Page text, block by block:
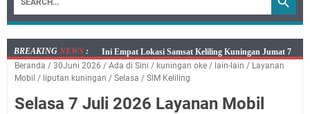
BREAKING NEWS :
Jumat 7 Agustus 2026 Mobil SIM Keliling Ada di
Kecamatan Sindangagung
Dicabut Dari Hidupmu, Kamu Akan Tetap Berjalan
Beranda / 30Juni 2026 / Ada di Sini / kuningan oke / lain-lain / Layanan
Mobil / liputan kuningan / Selasa / SIM Keliling
Selasa 7 Juli 2026 Layanan Mobil